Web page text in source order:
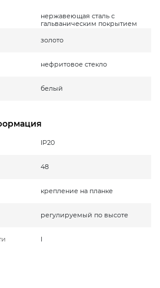
нержавеющая сталь с
гальваническим покрытием
золото
нефритовое стекло
белый
IP20
48
крепление на планке
регулируемый по высоте
I